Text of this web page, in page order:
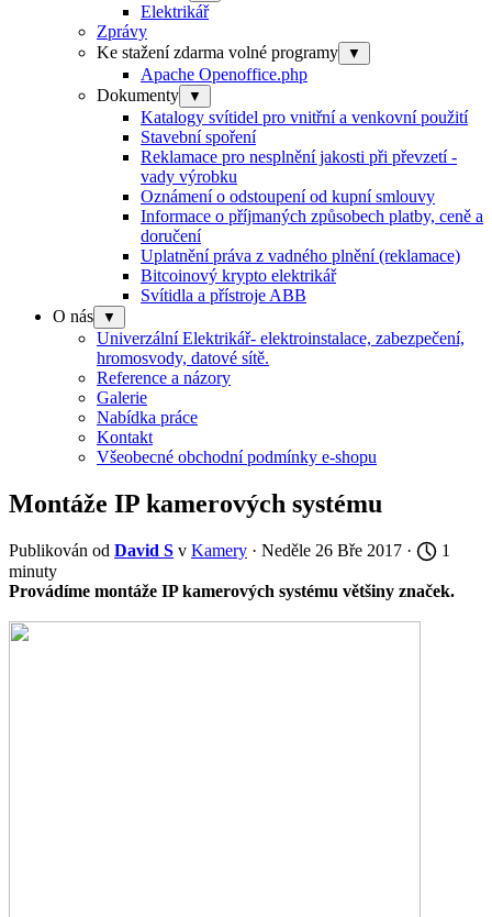
Elektrikář
Zprávy
Ke stažení zdarma volné programy
▼
Apache Openoffice.php
Dokumenty
▼
Katalogy svítidel pro vnitřní a venkovní použití
Stavební spoření
Reklamace pro nesplnění jakosti při převzetí -
vady výrobku
Oznámení o odstoupení od kupní smlouvy
Informace o příjmaných způsobech platby, ceně a
doručení
Uplatnění práva z vadného plnění (reklamace)
Bitcoinový krypto elektrikář
Svítidla a přístroje ABB
O nás
▼
Univerzální Elektrikář- elektroinstalace, zabezpečení,
hromosvody, datové sítě.
Reference a názory
Galerie
Nabídka práce
Kontakt
Všeobecné obchodní podmínky e-shopu
Montáže IP kamerových systému
Publikován od David S v Kamery · Neděle 26 Bře 2017 ·
1
minuty
Provádíme montáže IP kamerových systému většiny značek.